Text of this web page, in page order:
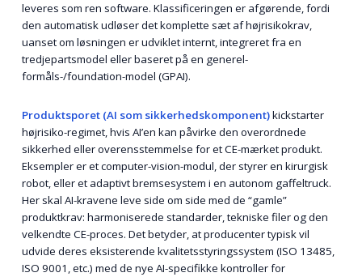
leveres som ren software. Klassificeringen er afgørende, fordi
den automatisk udløser det komplette sæt af højrisikokrav,
uanset om løsningen er udviklet internt, integreret fra en
tredjepartsmodel eller baseret på en generel-
formåls-/foundation-model (GPAI).
Produktsporet (AI som sikkerhedskomponent)kickstarter
højrisiko-regimet, hvis AI’en kan påvirke den overordnede
sikkerhed eller overensstemmelse for et CE-mærket produkt.
Eksempler er et computer-vision-modul, der styrer en kirurgisk
robot, eller et adaptivt bremsesystem i en autonom gaffeltruck.
Her skal AI-kravene leve side om side med de “gamle”
produktkrav: harmoniserede standarder, tekniske filer og den
velkendte CE-proces. Det betyder, at producenter typisk vil
udvide deres eksisterende kvalitetsstyringssystem (ISO 13485,
ISO 9001, etc.) med de nye AI-specifikke kontroller for